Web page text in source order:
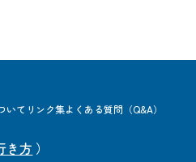
いて リンク集よくある質問（Q&A）
き方 ）